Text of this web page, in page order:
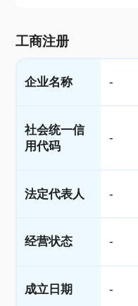
工商注册
企业名称 -
社会统一信
用代码
-
法定代表人 -
经营状态 -
成立日期 -